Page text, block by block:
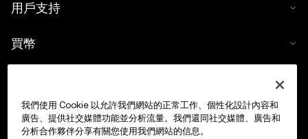
用戶支持
買幣
交易
我們使用 Cookie 以允許我們網站的正常工作、個性化設計內容和
廣告、提供社交媒體功能並分析流量。我們還同社交媒體、廣告和
分析合作夥伴分享有關您使用我們網站的信息。